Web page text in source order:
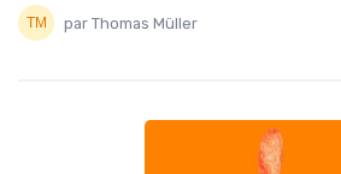
par Thomas Müller